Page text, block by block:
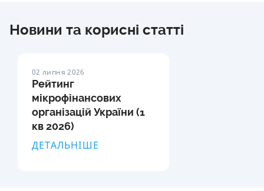
Новини та корисні статті
02 липня 2026
Рейтинг
мікрофінансових
організацій України (1
кв 2026)
ДЕТАЛЬНІШЕ